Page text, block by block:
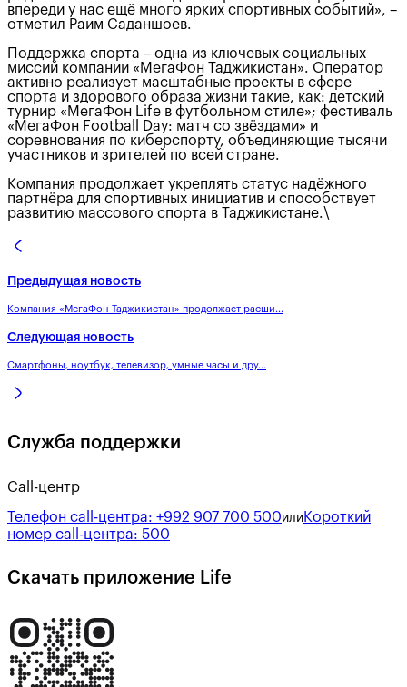
впереди у нас ещё много ярких спортивных событий», –
отметил Раим Саданшоев.
Поддержка спорта – одна из ключевых социальных
миссий компании «МегаФон Таджикистан». Оператор
активно реализует масштабные проекты в сфере
спорта и здорового образа жизни такие, как: детский
турнир «МегаФон Life в футбольном стиле»; фестиваль
«МегаФон Football Day: матч со звёздами» и
соревнования по киберспорту, объединяющие тысячи
участников и зрителей по всей стране.
Компания продолжает укреплять статус надёжного
партнёра для спортивных инициатив и способствует
развитию массового спорта в Таджикистане.\
Предыдущая новость
Компания «МегаФон Таджикистан» продолжает расши...
Следующая новость
Смартфоны, ноутбук, телевизор, умные часы и дру...
Служба поддержки
Call-центр
Телефон call-центра: +992 907 700 500или Короткий
номер call-центра: 500
Скачать приложение Life